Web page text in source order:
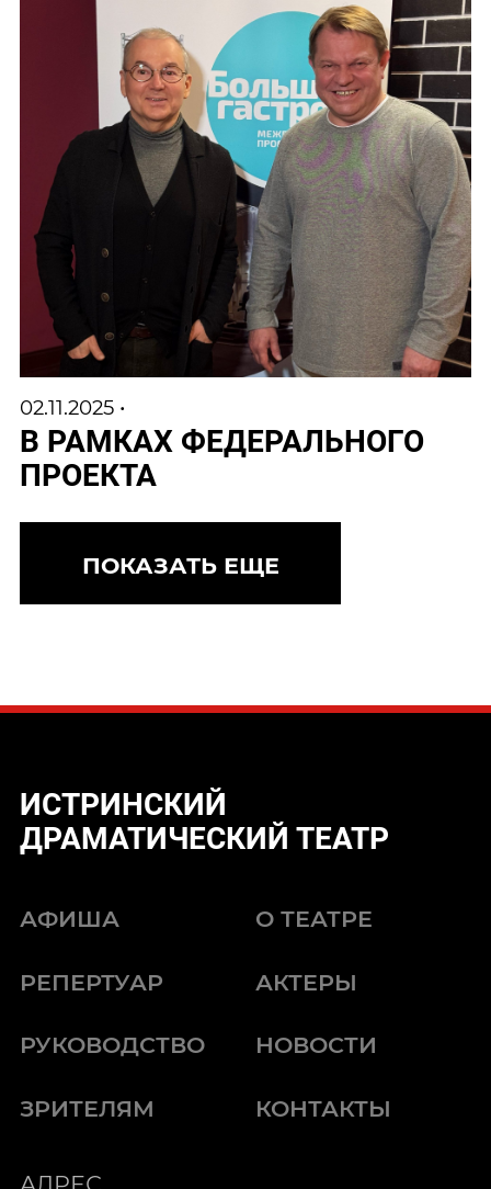
02.11.2025 •
В РАМКАХ ФЕДЕРАЛЬНОГО
ПРОЕКТА
ПОКАЗАТЬ ЕЩЕ
ИСТРИНСКИЙ
ДРАМАТИЧЕСКИЙ ТЕАТР
АФИША О ТЕАТРЕ
РЕПЕРТУАР АКТЕРЫ
РУКОВОДСТВО НОВОСТИ
ЗРИТЕЛЯМ КОНТАКТЫ